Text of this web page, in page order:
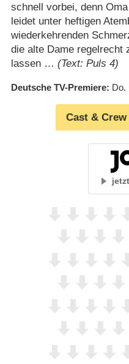
schnell vorbei, denn
leidet unter heftigen
wiederkehrenden
die alte Dame regelrecht
lassen … (Text: Puls 4)
Deutsche TV-Premiere Do.
Cast & Crew